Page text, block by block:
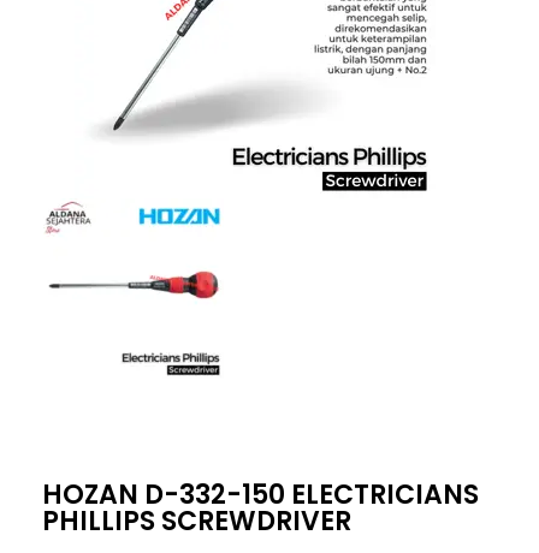
HOZAN D-332-150 ELECTRICIANS
PHILLIPS SCREWDRIVER